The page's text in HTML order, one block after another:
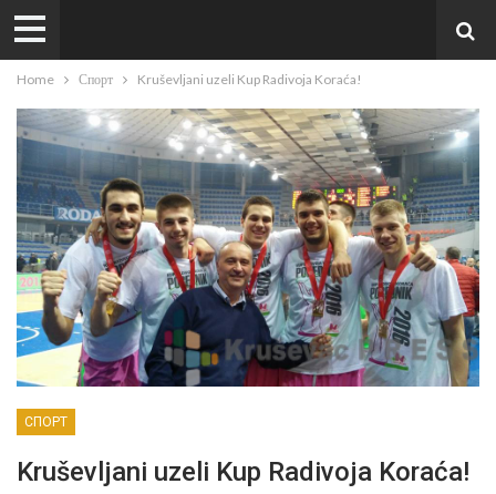
Home Спорт Kruševljani uzeli Kup Radivoja Koraća!
СПОРТ
Kruševljani uzeli Kup Radivoja Koraća!